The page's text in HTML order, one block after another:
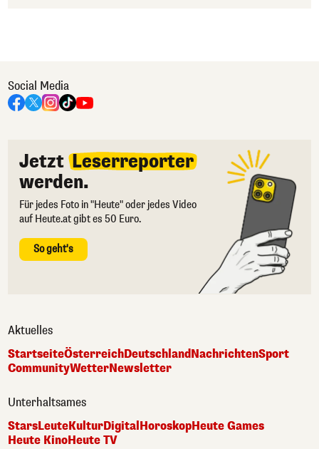
Social Media
Jetzt Leserreporter
werden.
Für jedes Foto in "Heute" oder jedes Video
auf Heute.at gibt es 50 Euro.
So geht's
Aktuelles
StartseiteÖsterreichDeutschlandNachrichtenSport
CommunityWetterNewsletter
Unterhaltsames
StarsLeuteKulturDigital HoroskopHeute Games
Heute KinoHeute TV